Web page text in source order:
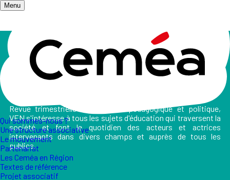
Menu
Qui sommes-nous ?
Une structure associative
Le mouvement
Partenariat
Les Ceméa en Région
Textes de référence
Projet associatif
Accueil/ Les publications / Vers l'Éducation Nouvelle
Vers l'Éducation Nouvelle
Revue trimestrielle d’expression pédagogique et politique,
VEN s'intéresse à tous les sujets d'éducation qui traversent la
société et font le quotidien des acteurs et actrices
intervenants dans divers champs et auprès de tous les
publics.